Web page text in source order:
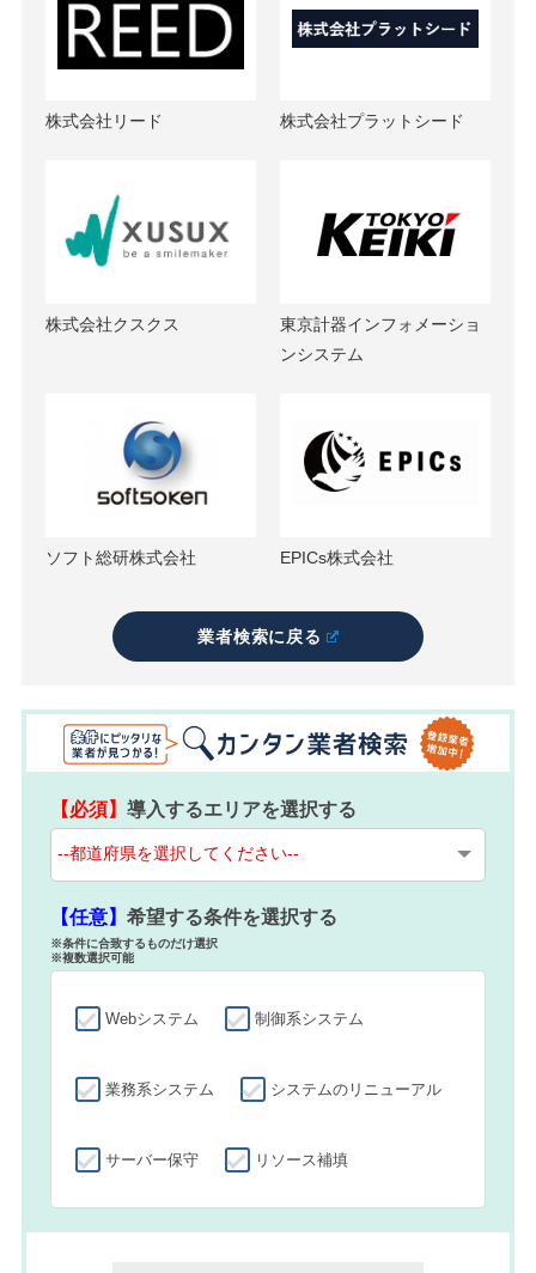
株式会社リード 株式会社プラットシード
株式会社クスクス
東京計器インフォメーショ
ンシステム
ソフト総研株式会社 EPICs株式会社
業者検索に戻る
【必須】導入するエリアを選択する
【任意】希望する条件を選択する
※条件に合致するものだけ選択
※複数選択可能
Webシステム 制御系システム
業務系システム システムのリニューアル
サーバー保守 リソース補填